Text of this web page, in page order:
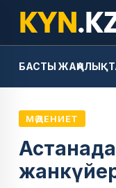
БАСТЫ
МӘДЕНИЕТ